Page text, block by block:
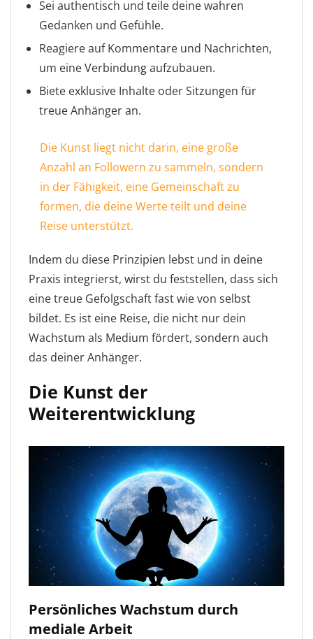
Sei authentisch und teile deine wahren
Gedanken und Gefühle.
Reagiere auf Kommentare und Nachrichten,
um eine Verbindung aufzubauen.
Biete exklusive Inhalte oder Sitzungen für
treue Anhänger an.
Die Kunst liegt nicht darin, eine große
Anzahl an Followern zu sammeln, sondern
in der Fähigkeit, eine Gemeinschaft zu
formen, die deine Werte teilt und deine
Reise unterstützt.
Indem du diese Prinzipien lebst und in deine
Praxis integrierst, wirst du feststellen, dass sich
eine treue Gefolgschaft fast wie von selbst
bildet. Es ist eine Reise, die nicht nur dein
Wachstum als Medium fördert, sondern auch
das deiner Anhänger.
Die Kunst der
Weiterentwicklung
Persönliches Wachstum durch
mediale Arbeit